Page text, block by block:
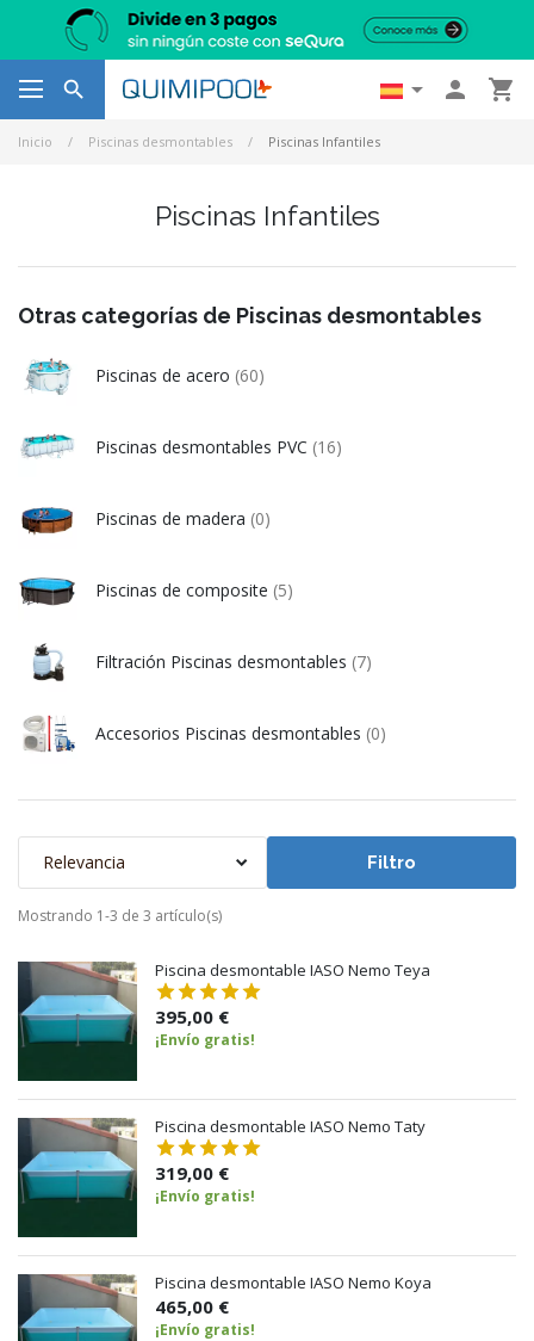
   
Inicio Piscinas desmontables Piscinas Infantiles
Piscinas Infantiles
Otras categorías de Piscinas desmontables
Piscinas de acero (60)
Piscinas desmontables PVC (16)
Piscinas de madera (0)
Piscinas de composite (5)
Filtración Piscinas desmontables (7)
Accesorios Piscinas desmontables (0)
Relevancia Filtro
Mostrando 1-3 de 3 artículo(s)
Piscina desmontable IASO Nemo Teya
395,00 €
¡Envío gratis!
Piscina desmontable IASO Nemo Taty
319,00 €
¡Envío gratis!
Piscina desmontable IASO Nemo Koya
465,00 €
¡Envío gratis!